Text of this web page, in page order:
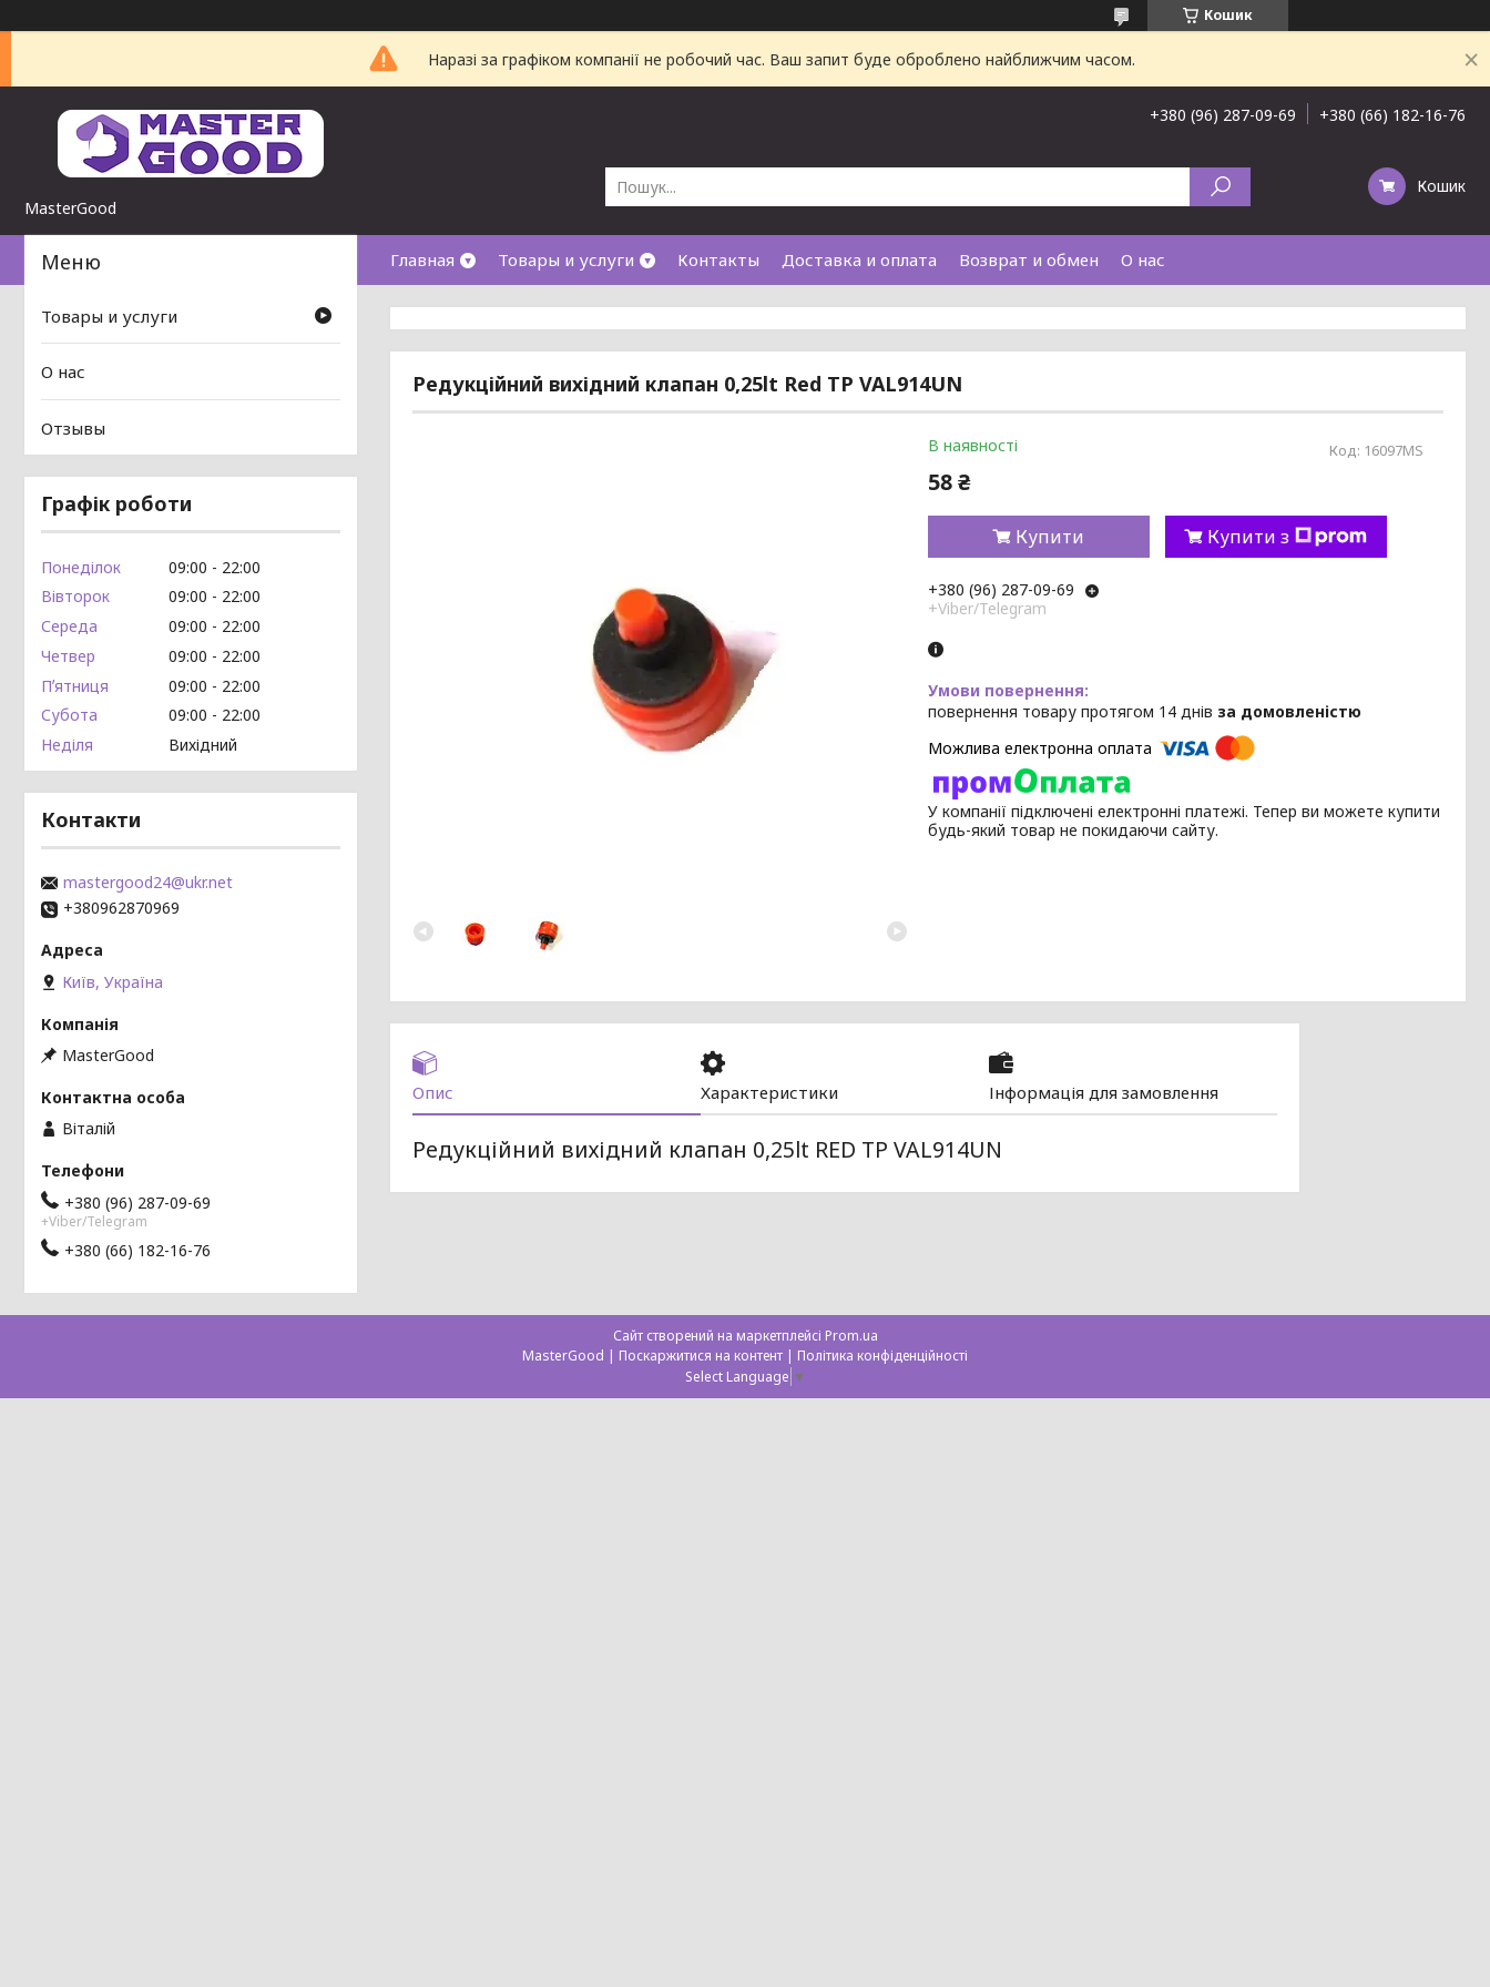
Кошик
Наразі за графіком компанії не робочий час. Ваш запит буде оброблено найближчим часом.
MasterGood
+380 (96) 287-09-69 +380 (66) 182-16-76
Кошик
Главная Товары и услуги Контакты Доставка и оплата Возврат и обмен О нас
Редукційний вихідний клапан 0,25lt Red TP VAL914UN
В наявності Код: 16097MS
58 ₴
Купити Купити з
+380 (96) 287-09-69
+Viber/Telegram
повернення товару протягом 14 днів за домовленістю
У компанії підключені електронні платежі. Тепер ви можете купити
будь-який товар не покидаючи сайту.
Опис Характеристики Інформація для замовлення
Редукційний вихідний клапан 0,25lt RED TP VAL914UN
Товары и услуги
О нас
Отзывы
Графік роботи
Понеділок 09:00
22:00
Вівторок
09:00
22:00
Середа
09:00
22:00
Четвер
09:00
22:00
Пʼятниця
09:00
22:00
Субота
09:00
22:00
Неділя
Вихідний
Контакти
mastergood24@ukr.net
+380962870969
Київ, Україна
MasterGood
Віталій
+380 (96) 287-09-69
+Viber/Telegram
+380 (66) 182-16-76
Сайт створений на маркетплейсі Prom.ua
MasterGood | Поскаржитися на контент | Політика конфіденційності
Select Language ▼